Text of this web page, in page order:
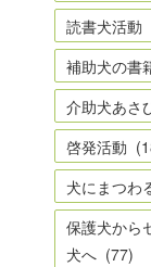
読書犬活動
補助犬の書
介助犬あさ
啓発活動 (
犬にまつわ
保護犬から
犬へ (77)